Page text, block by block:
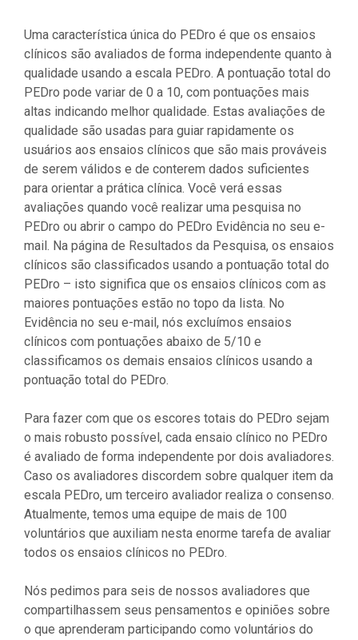
Uma característica única do PEDro é que os ensaios
clínicos são avaliados de forma independente quanto à
qualidade usando a escala PEDro. A pontuação total do
PEDro pode variar de 0 a 10, com pontuações mais
altas indicando melhor qualidade. Estas avaliações de
qualidade são usadas para guiar rapidamente os
usuários aos ensaios clínicos que são mais prováveis
de serem válidos e de conterem dados suficientes
para orientar a prática clínica. Você verá essas
avaliações quando você realizar uma pesquisa no
PEDro ou abrir o campo do PEDro Evidência no seu e-
mail. Na página de Resultados da Pesquisa, os ensaios
clínicos são classificados usando a pontuação total do
PEDro – isto significa que os ensaios clínicos com as
maiores pontuações estão no topo da lista. No
Evidência no seu e-mail, nós excluímos ensaios
clínicos com pontuações abaixo de 5/10 e
classificamos os demais ensaios clínicos usando a
pontuação total do PEDro.
Para fazer com que os escores totais do PEDro sejam
o mais robusto possível, cada ensaio clínico no PEDro
é avaliado de forma independente por dois avaliadores.
Caso os avaliadores discordem sobre qualquer item da
escala PEDro, um terceiro avaliador realiza o consenso.
Atualmente, temos uma equipe de mais de 100
voluntários que auxiliam nesta enorme tarefa de avaliar
todos os ensaios clínicos no PEDro.
Nós pedimos para seis de nossos avaliadores que
compartilhassem seus pensamentos e opiniões sobre
o que aprenderam participando como voluntários do